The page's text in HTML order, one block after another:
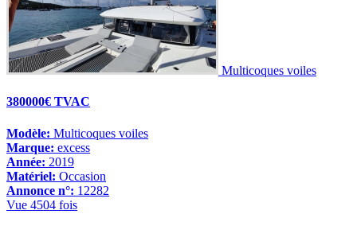
Multicoques voiles
380000€ TVAC
Modèle: Multicoques voiles
Marque: excess
Année: 2019
Matériel: Occasion
Annonce n°: 12282
Vue 4504 fois